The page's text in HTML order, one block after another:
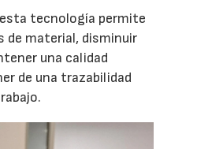
tecnología permite
de material, disminuir
una calidad
de una trazabilidad